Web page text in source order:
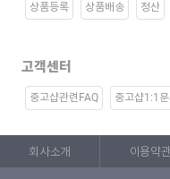
상품등록 상품배송 정산
고객센터
중고샵관련FAQ 중고샵1:1문
회사소개 이용약관